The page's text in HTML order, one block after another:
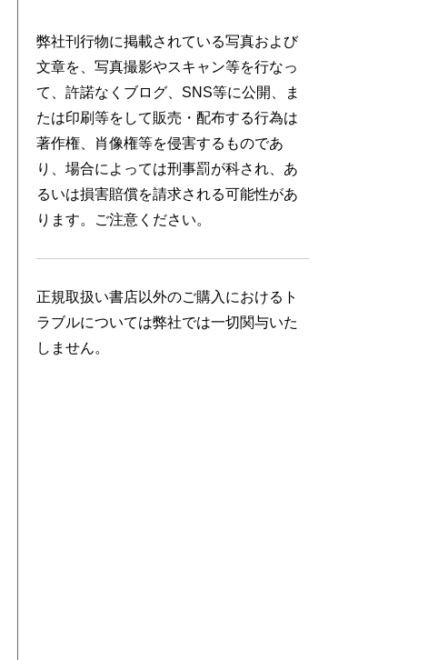
弊社刊行物に掲載されている写真および
文章を、写真撮影やスキャン等を行なっ
て、許諾なくブログ、SNS等に公開、ま
たは印刷等をして販売・配布する行為は
著作権、肖像権等を侵害するものであ
り、場合によっては刑事罰が科され、あ
るいは損害賠償を請求される可能性があ
ります。ご注意ください。
正規取扱い書店以外のご購入におけるト
ラブルについては弊社では一切関与いた
しません。